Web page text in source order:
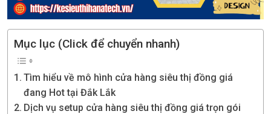
Mục lục (Click để chuyển nhanh)
Tìm hiểu về mô hình cửa hàng siêu thị đồng giá
đang Hot tại Đắk Lắk
Dịch vụ setup cửa hàng siêu thị đồng giá trọn gói